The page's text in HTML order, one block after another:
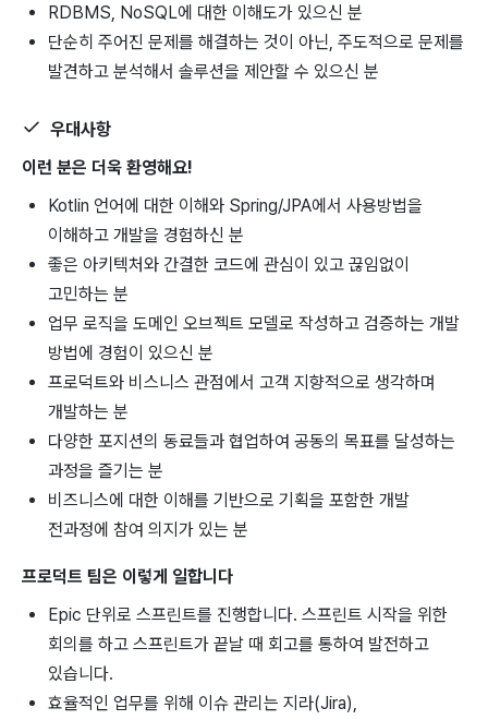
RDBMS, NoSQL에 대한 이해도가 있으신 분
단순히 주어진 문제를 해결하는 것이 아닌, 주도적으로 문제를
발견하고 분석해서 솔루션을 제안할 수 있으신 분
우대사항
이런 분은 더욱 환영해요!
Kotlin 언어에 대한 이해와 Spring/JPA에서 사용방법을
이해하고 개발을 경험하신 분
좋은 아키텍처와 간결한 코드에 관심이 있고 끊임없이
고민하는 분
업무 로직을 도메인 오브젝트 모델로 작성하고 검증하는 개발
방법에 경험이 있으신 분
프로덕트와 비스니스 관점에서 고객 지향적으로 생각하며
개발하는 분
다양한 포지션의 동료들과 협업하여 공동의 목표를 달성하는
과정을 즐기는 분
비즈니스에 대한 이해를 기반으로 기획을 포함한 개발
전과정에 참여 의지가 있는 분
프로덕트 팀은 이렇게 일합니다
Epic 단위로 스프린트를 진행합니다. 스프린트 시작을 위한
회의를 하고 스프린트가 끝날 때 회고를 통하여 발전하고
있습니다.
효율적인 업무를 위해 이슈 관리는 지라(Jira),